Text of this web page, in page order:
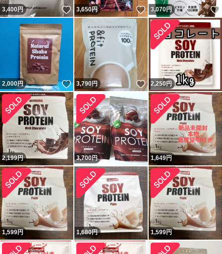
3,400円 いいね！
3,650円 いいね！
3,070円
2,000円 いいね！
3,790円 いいね！
2,250円
2,199円 3,700円 1,649円
1,599円 1,680円 1,599円